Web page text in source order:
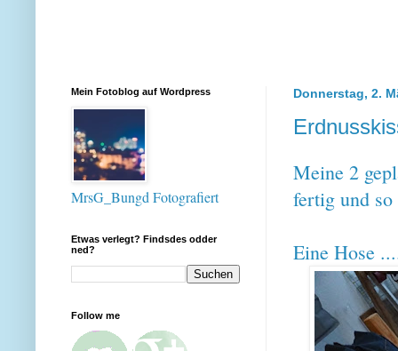
Donnerstag, 2.
Meine 2
fertig und so
Eine Hose
Mein Fotoblog auf Wordpress
MrsG_Bungd Fotografiert
Etwas verlegt? Findsdes odder
ned?
Follow me